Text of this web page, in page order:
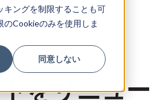
キングを制限することも可
Cookieのみを使用しま
同意しない
をリニュー